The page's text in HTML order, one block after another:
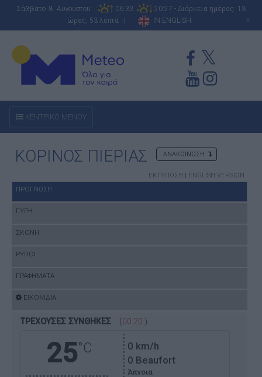
Σάββατο 8 Αυγούστου 06:33
20:27 - Διάρκεια ημέρας: 13
ώρες, 53 λεπτά |
IN ENGLISH A
ΚΕΝΤΡΙΚΟ ΜΕΝΟΥ
ΚΟΡΙΝΟΣ ΠΙΕΡΙΑΣ ΑΝΑΚΟΙΝΩΣΗ
ΕΚΤΥΠΩΣΗ | ENGLISH VERSION
ΠΡΟΓΝΩΣΗ
ΓΥΡΗ
ΣΚΟΝΗ
ΡΥΠΟΙ
ΓΡΑΦΗΜΑΤΑ
ΕΙΚΟΝΙΔΙΑ
ΤΡΕΧΟΥΣΕΣ ΣΥΝΘΗΚΕΣ (00:20 )
25°C 0 km/h
0 Beaufort
Άπνοια